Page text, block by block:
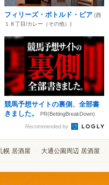
フィリーズ・ボトルド・ビア (西
１８丁目/カレー（その他）)
競馬予想サイトの裏側、全部書
きました。
PR(BettingBreakDown)
Recommended by
幌 居酒屋 大通公園周辺 居酒屋